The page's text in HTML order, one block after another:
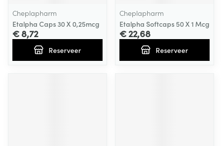
Cheplapharm
Etalpha Caps 30 X 0,25mcg
€ 8,72
Reserveer
Cheplapharm
Etalpha Softcaps 50 X 1 Mcg
€ 22,68
Reserveer